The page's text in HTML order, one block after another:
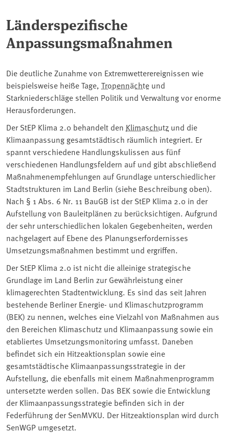
Länderspezifische
Anpassungsmaßnahmen
Die deutliche Zunahme von Extremwetterereignissen wie
beispielsweise heiße Tage, ⁠ Tropennächte ⁠ und
Starkniederschläge stellen Politik und Verwaltung vor enorme
Herausforderungen.
Der StEP Klima 2.0 behandelt den Klimaschutz und die
Klimaanpassung gesamtstädtisch räumlich integriert. Er
spannt verschiedene Handlungskulissen aus fünf
verschiedenen Handlungsfeldern auf und gibt abschließend
Maßnahmenempfehlungen auf Grundlage unterschiedlicher
Stadtstrukturen im Land Berlin (siehe Beschreibung oben).
Nach § 1 Abs. 6 Nr. 11 BauGB ist der StEP Klima 2.0 in der
Aufstellung von Bauleitplänen zu berücksichtigen. Aufgrund
der sehr unterschiedlichen lokalen Gegebenheiten, werden
nachgelagert auf Ebene des Planungserfordernisses
Umsetzungsmaßnahmen bestimmt und ergriffen.
Der StEP Klima 2.0 ist nicht die alleinige strategische
Grundlage im Land Berlin zur Gewährleistung einer
klimagerechten Stadtentwicklung. Es sind das seit Jahren
bestehende Berliner Energie- und Klimaschutzprogramm
(BEK) zu nennen, welches eine Vielzahl von Maßnahmen aus
den Bereichen Klimaschutz und Klimaanpassung sowie ein
etabliertes Umsetzungsmonitoring umfasst. Daneben
befindet sich ein Hitzeaktionsplan sowie eine
gesamtstädtische Klimaanpassungsstrategie in der
Aufstellung, die ebenfalls mit einem Maßnahmenprogramm
untersetzte werden sollen. Das BEK sowie die Entwicklung
der Klimaanpassungsstrategie befinden sich in der
Federführung der SenMVKU. Der Hitzeaktionsplan wird durch
SenWGP umgesetzt.